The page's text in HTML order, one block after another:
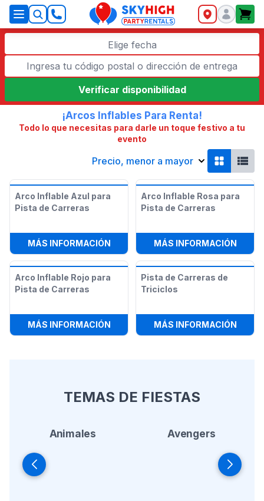
SkyHigh Logo
Elige fecha
Verificar disponibilidad
¡Arcos Inflables Para Renta!
Todo lo que necesitas para darle un toque festivo a tu
evento
Precio, menor a mayor
Arco Inflable Azul para
Pista de Carreras
MÁS INFORMACIÓN: ARCO INFLABLE AZUL PARA PISTA
Arco Inflable Rosa para
Pista de Carreras
MÁS INFORMACIÓN:
Arco Inflable Rojo para
Pista de Carreras
MÁS INFORMACIÓN: ARCO INFLABLE ROJO PARA
Pista de Carreras de
Triciclos
MÁS INFORMACIÓN:
TEMAS DE FIESTAS
Animales Avengers